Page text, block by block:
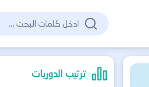
ترتيب الدوريات